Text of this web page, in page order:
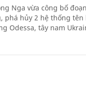
Nga vừa công bố
phá hủy 2 hệ thống
Odessa, tây nam